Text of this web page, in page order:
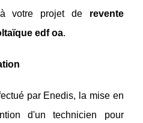
à votre projet de revente
edf oa.
par Enedis, la mise en
d'un technicien pour